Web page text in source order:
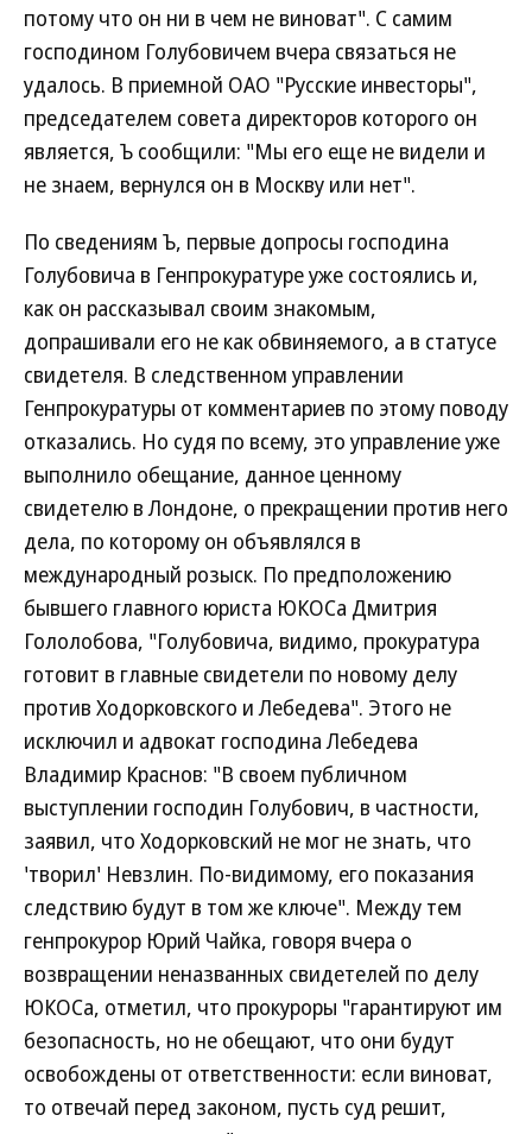
потому что он ни в чем не виноват". С самим
господином Голубовичем вчера связаться не
удалось. В приемной ОАО "Русские инвесторы",
председателем совета директоров которого он
является, Ъ сообщили: "Мы его еще не видели и
не знаем, вернулся он в Москву или нет".
По сведениям Ъ, первые допросы господина
Голубовича в Генпрокуратуре уже состоялись и,
как он рассказывал своим знакомым,
допрашивали его не как обвиняемого, а в статусе
свидетеля. В следственном управлении
Генпрокуратуры от комментариев по этому поводу
отказались. Но судя по всему, это управление уже
выполнило обещание, данное ценному
свидетелю в Лондоне, о прекращении против него
дела, по которому он объявлялся в
международный розыск. По предположению
бывшего главного юриста ЮКОСа Дмитрия
Гололобова, "Голубовича, видимо, прокуратура
готовит в главные свидетели по новому делу
против Ходорковского и Лебедева". Этого не
исключил и адвокат господина Лебедева
Владимир Краснов: "В своем публичном
выступлении господин Голубович, в частности,
заявил, что Ходорковский не мог не знать, что
'творил' Невзлин. По-видимому, его показания
следствию будут в том же ключе". Между тем
генпрокурор Юрий Чайка, говоря вчера о
возвращении неназванных свидетелей по делу
ЮКОСа, отметил, что прокуроры "гарантируют им
безопасность, но не обещают, что они будут
освобождены от ответственности: если виноват,
то отвечай перед законом, пусть суд решит,